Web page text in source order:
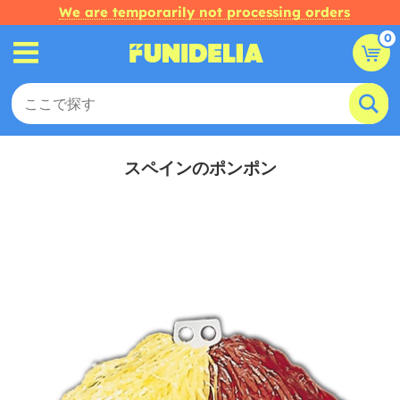
We are temporarily not processing orders
0
スペインのポンポン